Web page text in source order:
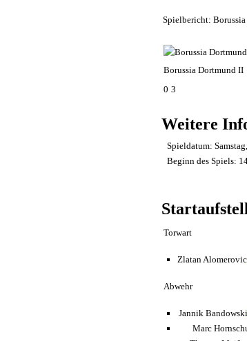
Spielbericht:
Borussia Dortmund II
0 3
Weitere
Spieldatum:
Beginn des Spiels:
Torwart
Zlatan Alomerovic
Abwehr
Jannik Bandowski
Marc